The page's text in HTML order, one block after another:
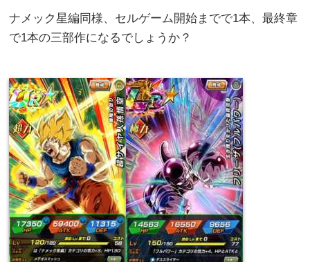
ナメック星編同様、セルゲーム開始までで1本、最終章
で1本の三部作になるでしょうか？